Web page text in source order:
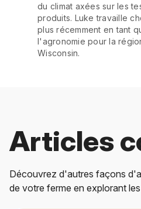
du climat axées sur les
produits. Luke travaille
plus récemment en tant
l'agronomie pour la
Wisconsin.
Articles
Découvrez d'autres façons
de votre ferme en explorant